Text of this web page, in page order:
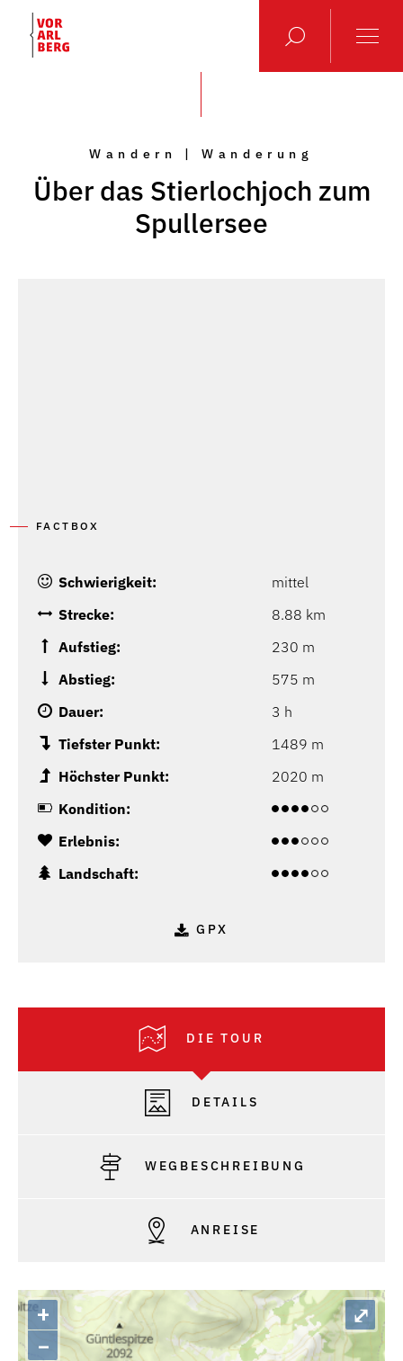
Wandern | Wanderung
Über das Stierlochjoch zum
Spullersee
FACTBOX
Schwierigkeit:
mittel
Strecke:
8.88 km
Aufstieg:
230 m
Abstieg:
575 m
Dauer:
3 h
Tiefster Punkt:
1489 m
Höchster Punkt:
2020 m
Kondition:
Erlebnis:
Landschaft:
GPX
DIE TOUR
DETAILS
WEGBESCHREIBUNG
ANREISE
+
–
⤢